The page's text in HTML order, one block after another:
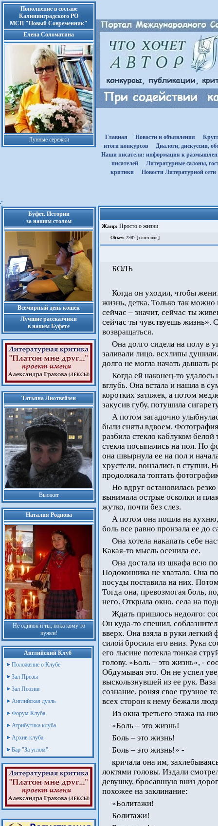
Пополнение в составе
Калининградского РО
МСП "Новый Современник"
Елена Соломатина
Лунные сережки Главная Новости и объявления
итоги конкурсов
Диалоги, дискуссии,
Наши писатели: информация к
писателей
Литературные салоны,
критики
Новости Литературной сети
Буфет. Истории
за нашим столом
Всемирный день кошек
Лучшие рассказчики
в нашем Буфете
Татьяна Лиотвейзен
Вьюжит
Наталия Роднова
Не одинок и ты, пока кому то
нужен!
Английский Клуб
Положение о Клубе
Зал Прозы
Зал Поэзии
Английская дуэль
Форум Клуба
Атрибутика клуба
Архив клуба
Бар "За углом"
Жанр: Просто о жизни
Объем: 2982 [ символов ]
БОЛЬ
Когда он уходил, чтобы
жизнь, детка. Только так можно
сейчас – значит, сейчас ты
сейчас ты чувствуешь жизнь».
возвращаться.
Она долго сидела на полу в
заливали лицо, всхлипы
долго не могла начать дышать
Когда ей наконец-то удалось
вглубь. Она встала и нашла в
коротких затяжек, а потом
закусив губу, потушила
А потом загадочно
были сняты вдвоем.
разбила стекло каблуком
стекла посыпались на пол. Но
она швырнула ее на пол и
хрустели, вонзались в ступни.
продолжала топтать
Но вдруг остановилась
вынимала острые осколки и
жутко, почти без слез.
А потом она пошла на
боль все равно пронзала ее до
Она хотела накапать себе
Какая-то мысль осенила ее.
Она достала из шкафа всю
Подоконника не хватало. Она
посуды поставила на них.
Тогда она, превозмогая боль,
него. Открыла окно, села на
Ждать пришлось недолго:
Он куда-то спешил,
вверх. Она взяла в руки
силой бросила его вниз. Рука
его лысине потекла тонкая
голову. «Боль – это жизнь», -
Обдумывая это. Он не успел
выскользнувшей из ее рук.
сознание, роняя свое грузное
всех сторон к нему бежали
Из окна третьего этажа на
«Боль – это жизнь!
Боль – это жизнь!
Боль – это жизнь!» -
кричала она им,
локтями головы. Издали
девушку, бросавшую вниз
похожее на заклинание:
«Болитажи!
Болитажи!